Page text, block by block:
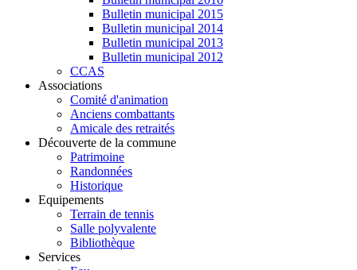
Bulletin municipal 2015
Bulletin municipal 2014
Bulletin municipal 2013
Bulletin municipal 2012
CCAS
Associations
Comité d'animation
Anciens combattants
Amicale des retraités
Découverte de la commune
Patrimoine
Randonnées
Historique
Equipements
Terrain de tennis
Salle polyvalente
Bibliothèque
Services